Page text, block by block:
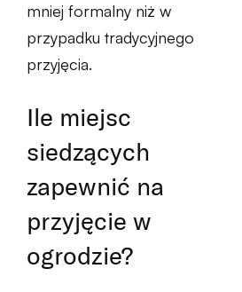
mniej formalny niż w
przypadku tradycyjnego
przyjęcia.
Ile miejsc
siedzących
zapewnić na
przyjęcie w
ogrodzie?